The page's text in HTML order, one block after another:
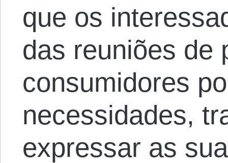
que os
das reuniões de
consumidores
necessidades,
expressar as